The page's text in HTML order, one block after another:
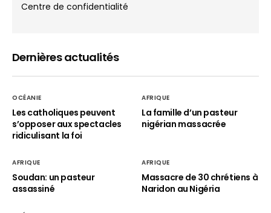
Centre de confidentialité
Dernières actualités
OCÉANIE
Les catholiques peuvent
s’opposer aux spectacles
ridiculisant la foi
AFRIQUE
La famille d’un pasteur
nigérian massacrée
AFRIQUE
Soudan: un pasteur
assassiné
AFRIQUE
Massacre de 30 chrétiens à
Naridon au Nigéria